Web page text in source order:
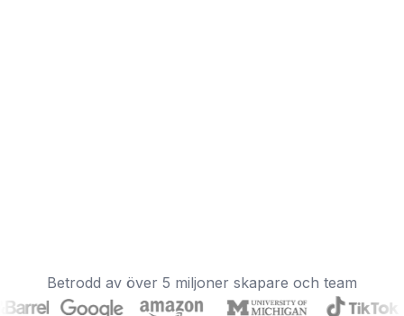
Betrodd av över 5 miljoner skapare och team